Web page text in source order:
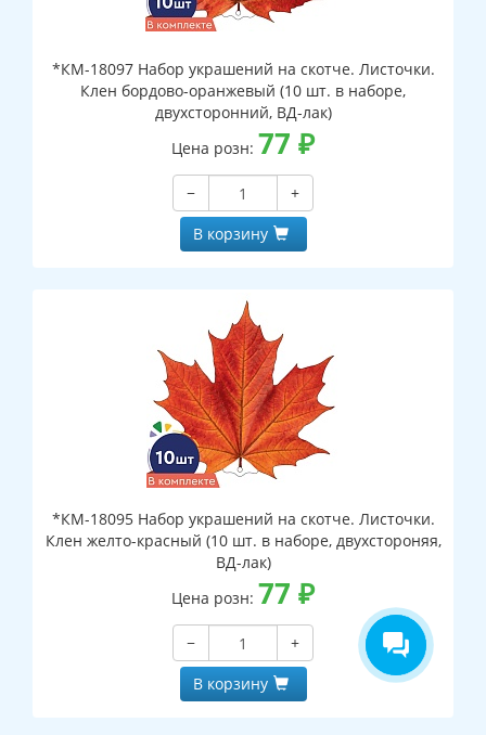
*КМ-18097 Набор украшений на скотче. Листочки.
Клен бордово-оранжевый (10 шт. в наборе,
двухсторонний, ВД-лак)
Цена розн: 77 ₽
−
+
В корзину
*КМ-18095 Набор украшений на скотче. Листочки.
Клен желто-красный (10 шт. в наборе, двухстороняя,
ВД-лак)
Цена розн: 77 ₽
−
+
В корзину